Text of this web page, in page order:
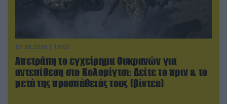
07.08.2026 | 19:02
Απετράπη το εγχείρημα Ουκρανών για
αντεπίθεση στο Κολομίγτσι: Δείτε το πριν & το
μετά της προσπάθειάς τους (βίντεο)